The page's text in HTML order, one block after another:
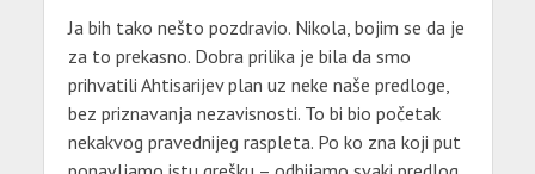
Ja bih tako nešto pozdravio. Nikola, bojim se da je
za to prekasno. Dobra prilika je bila da smo
prihvatili Ahtisarijev plan uz neke naše predloge,
bez priznavanja nezavisnosti. To bi bio početak
nekakvog pravednijeg raspleta. Po ko zna koji put